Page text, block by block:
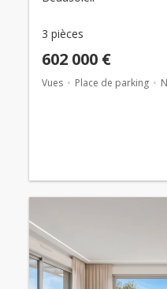
3 pièces
602 000 €
Vues Place de parking